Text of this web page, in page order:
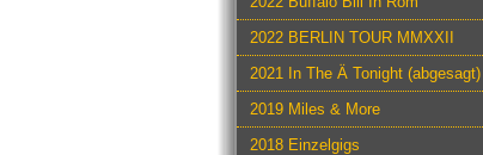
2022 BERLIN TOUR MMXXII
2021 In The Ä Tonight (abgesagt)
2019 Miles & More
2018 Einzelgigs